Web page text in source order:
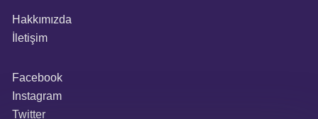
Hakkımızda
İletişim
Facebook
Instagram
Twitter